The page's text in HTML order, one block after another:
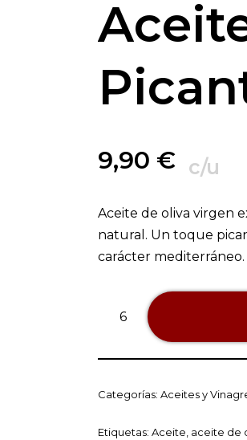
9,90 € c/u
Aceite de oliva virgen
natural. Un toque
carácter mediterráneo.
Categorías: Aceites y
Etiquetas: Aceite aceite de